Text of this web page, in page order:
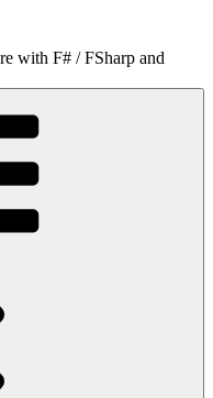
with F# / FSharp and